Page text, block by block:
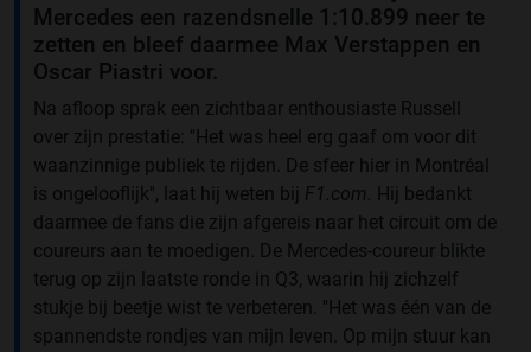
Mercedes een razendsnelle 1:10.899 neer te
zetten en bleef daarmee Max Verstappen en
Oscar Piastri voor.
Na afloop sprak een zichtbaar enthousiaste Russell
over zijn prestatie: ''Het was heel erg gaaf om voor dit
waanzinnige publiek te rijden. De sfeer hier in Montréal
is ongelooflijk'', laat hij weten bij F1.com. Hij bedankt
daarmee de fans die zijn afgereis naar het circuit om de
coureurs aan te moedigen. De Mercedes-coureur blikte
terug op zijn laatste ronde in Q3, waarin hij zichzelf
stukje bij beetje wist te verbeteren. ''Het was één van de
spannendste rondjes van mijn leven. Op mijn stuur kan